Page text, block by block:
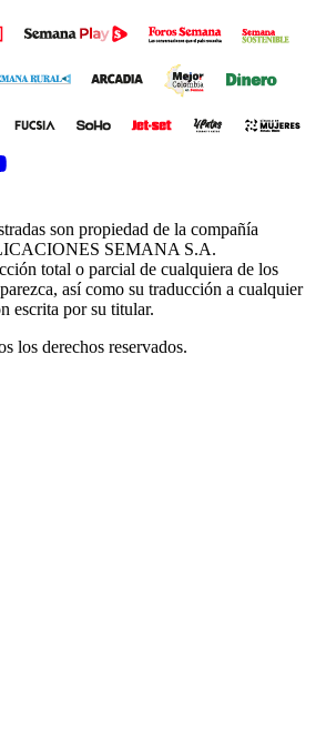
window
son propiedad de la compañía
SEMANA S.A.
total o parcial de cualquiera de los
así como su traducción a cualquier
escrita por su titular.
los derechos reservados.